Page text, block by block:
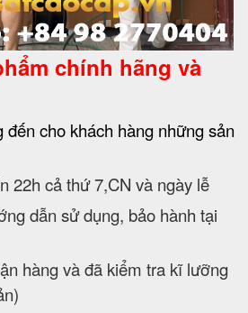
chính hãng và
cho khách hàng những sản
22h cả thứ 7,CN và ngày lễ
dẫn sử dụng, bảo hành tại
hàng và đã kiểm tra kĩ lưỡng